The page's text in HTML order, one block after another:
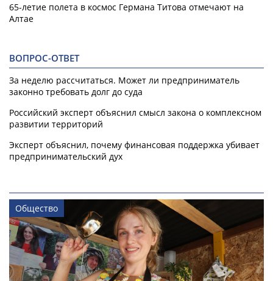
65-летие полета в космос Германа Титова отмечают на
Алтае
ВОПРОС-ОТВЕТ
За неделю рассчитаться. Может ли предприниматель
законно требовать долг до суда
Российский эксперт объяснил смысл закона о комплексном
развитии территорий
Эксперт объяснил, почему финансовая поддержка убивает
предпринимательский дух
Общество